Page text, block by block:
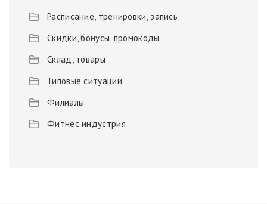
Расписание, тренировки, запись
Скидки, бонусы, промокоды
Склад, товары
Типовые ситуации
Филиалы
Фитнес индустрия